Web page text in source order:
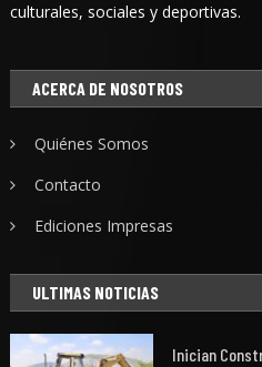
culturales, sociales y deportivas.
ACERCA DE NOSOTROS
Quiénes Somos
Contacto
Ediciones Impresas
ULTIMAS NOTICIAS
Inician